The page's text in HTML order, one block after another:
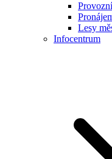
Lesy
Infocentrum